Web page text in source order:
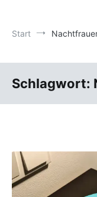
Start
Schlagwort: